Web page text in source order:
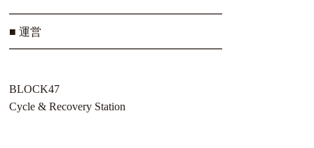
━━━━━━━━━━━━━━━━━━━
■ 運営
━━━━━━━━━━━━━━━━━━━
BLOCK47
Cycle & Recovery Station